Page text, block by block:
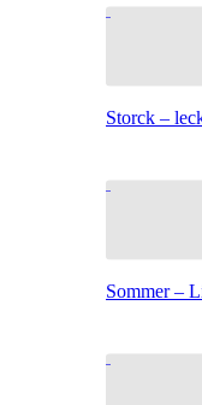
Storck –
Sommer –